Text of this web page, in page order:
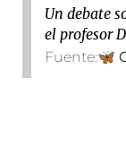
Un debate
el profesor
Fuente:🦋